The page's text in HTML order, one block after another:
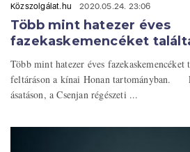
Közszolgálat.hu 2020.05.24. 23:06
Több mint hatezer éves
fazekaskemencéket
Több mint hatezer éves fazekaskemencéket
feltáráson a kínai Honan tartományban.
ásatáson, a Csenjan régészeti ...